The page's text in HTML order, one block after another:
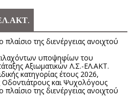
της διενέργειας ανοιχτού
υποψηφίων του
Αξιωματικών Λ.Σ.-ΕΛ.ΑΚΤ.
κατηγορίας έτους 2026,
και Ψυχολόγους
της διενέργειας ανοιχτού